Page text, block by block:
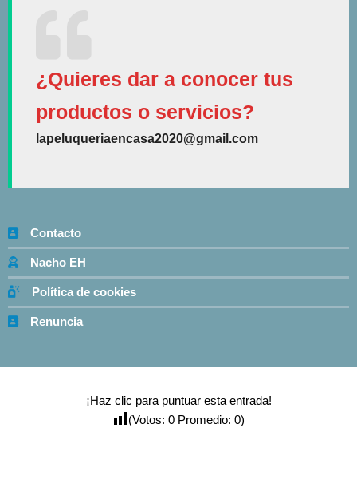
¿Quieres dar a conocer tus
productos o servicios?
lapeluqueriaencasa2020@gmail.com
Contacto
Nacho EH
Política de cookies
Renuncia
¡Haz clic para puntuar esta entrada!
(Votos: 0 Promedio: 0)